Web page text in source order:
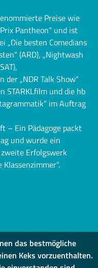
das bestmögliche
Keks vorzuenthalten.
Preise wie
Pantheon“ und ist
„Die besten Comedians
(ARD), „Nightwash
der „NDR Talk Show“
STARKLfilm und die hb
im Auftrag
– Ein Pädagoge packt
und wurde ein
Erfolgswerk